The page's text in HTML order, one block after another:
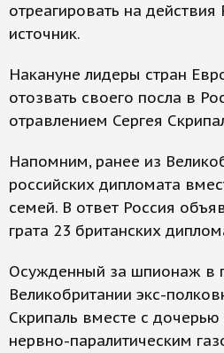
отреагировать на действия
источник.
Накануне лидеры стран
отозвать своего посла в
отравлением Сергея
Напомним, ранее из
российских дипломата
семей. В ответ Россия
грата 23 британских
Осужденный за шпионаж в
Великобритании экс-
Скрипаль вместе с
нервно-паралитическим